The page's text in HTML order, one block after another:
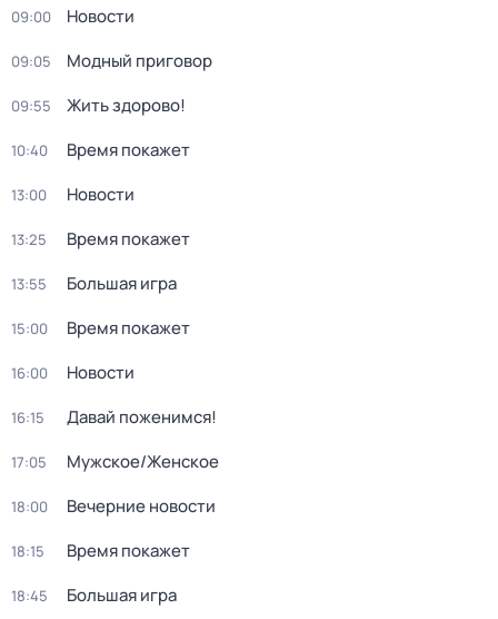
09:00 Новости
09:05 Модный приговор
09:55 Жить здорово!
10:40 Время покажет
13:00 Новости
13:25 Время покажет
13:55 Большая игра
15:00 Время покажет
16:00 Новости
16:15 Давай поженимся!
17:05 Мужское/Женское
18:00 Вечерние новости
18:15 Время покажет
18:45 Большая игра